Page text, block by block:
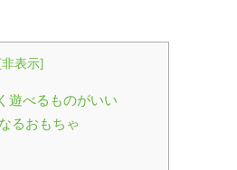
非表示]
遊べるものがいい
るおもちゃ